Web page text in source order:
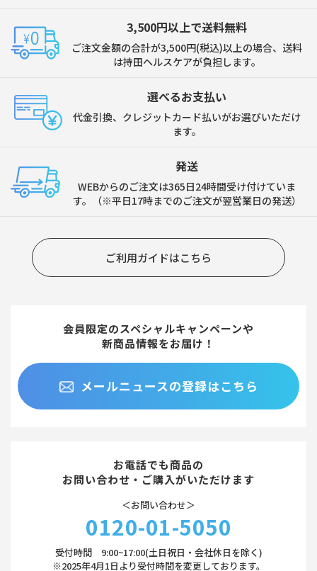
3,500円以上で送料無料
ご注文金額の合計が3,500円(税込)以上の場合、送料
は持田ヘルスケアが負担します。
選べるお支払い
代金引換、クレジットカード払いがお選びいただけ
ます。
発送
WEBからのご注文は365日24時間受け付けていま
す。（※平日17時までのご注文が翌営業日の発送）
ご利用ガイドはこちら
会員限定のスペシャルキャンペーンや
新商品情報をお届け！
メールニュースの登録はこちら
お電話でも商品の
お問い合わせ・ご購入がいただけます
＜お問い合わせ＞
0120-01-5050
受付時間 9:00~17:00(土日祝日・会社休日を除く)
※2025年4月1日より受付時間を変更しております。